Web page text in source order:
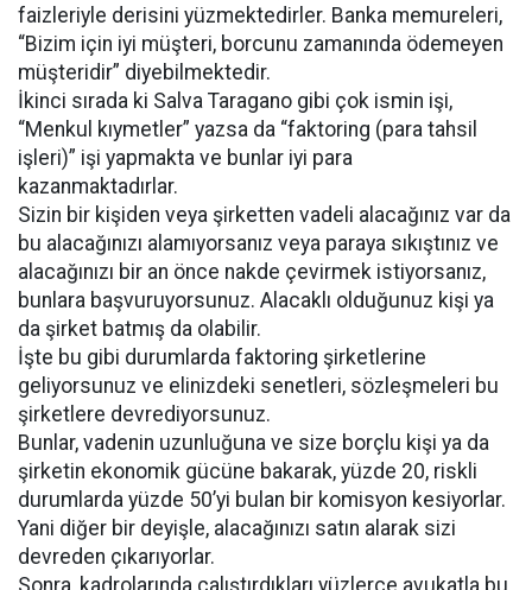
faizleriyle derisini yüzmektedirler. Banka memureleri,
“Bizim için iyi müşteri, borcunu zamanında ödemeyen
müşteridir” diyebilmektedir.
İkinci sırada ki Salva Taragano gibi çok ismin işi,
“Menkul kıymetler” yazsa da “faktoring (para tahsil
işleri)” işi yapmakta ve bunlar iyi para
kazanmaktadırlar.
Sizin bir kişiden veya şirketten vadeli alacağınız var da
bu alacağınızı alamıyorsanız veya paraya sıkıştınız ve
alacağınızı bir an önce nakde çevirmek istiyorsanız,
bunlara başvuruyorsunuz. Alacaklı olduğunuz kişi ya
da şirket batmış da olabilir.
İşte bu gibi durumlarda faktoring şirketlerine
geliyorsunuz ve elinizdeki senetleri, sözleşmeleri bu
şirketlere devrediyorsunuz.
Bunlar, vadenin uzunluğuna ve size borçlu kişi ya da
şirketin ekonomik gücüne bakarak, yüzde 20, riskli
durumlarda yüzde 50’yi bulan bir komisyon kesiyorlar.
Yani diğer bir deyişle, alacağınızı satın alarak sizi
devreden çıkarıyorlar.
Sonra, kadrolarında çalıştırdıkları yüzlerce avukatla bu